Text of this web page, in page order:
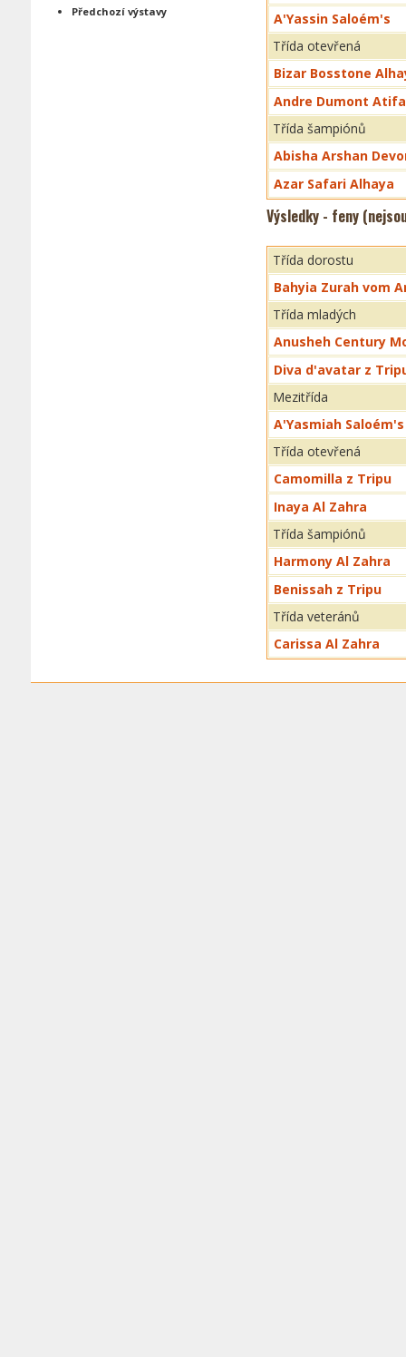
A'Yassin Saloém's
Třída otevřená
Bizar Bosstone
Andre Dumont Atifa
Třída šampiónů
Abisha Arshan
Azar Safari Alhaya
Výsledky - feny
Třída dorostu
Bahyia Zurah vom
Třída mladých
Anusheh Century
Diva d'avatar z
Mezitřída
A'Yasmiah Saloém's
Třída otevřená
Camomilla z Tripu
Inaya Al Zahra
Třída šampiónů
Harmony Al Zahra
Benissah z Tripu
Třída veteránů
Carissa Al Zahra
Předchozí výstavy